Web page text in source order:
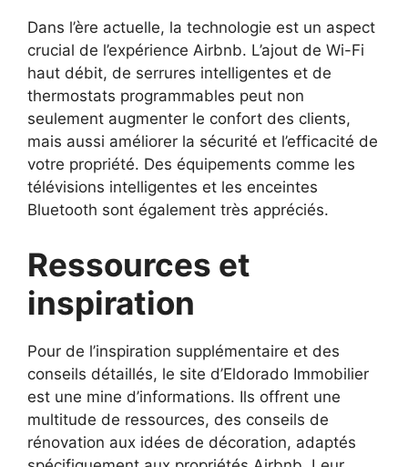
Dans l’ère actuelle, la technologie est un aspect
crucial de l’expérience Airbnb. L’ajout de Wi-Fi
haut débit, de serrures intelligentes et de
thermostats programmables peut non
seulement augmenter le confort des clients,
mais aussi améliorer la sécurité et l’efficacité de
votre propriété. Des équipements comme les
télévisions intelligentes et les enceintes
Bluetooth sont également très appréciés.
Ressources et
inspiration
Pour de l’inspiration supplémentaire et des
conseils détaillés, le site d’Eldorado Immobilier
est une mine d’informations. Ils offrent une
multitude de ressources, des conseils de
rénovation aux idées de décoration, adaptés